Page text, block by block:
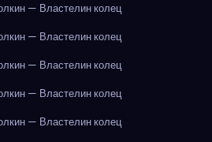
— Властелин колец
— Властелин колец
— Властелин колец
— Властелин колец
— Властелин колец